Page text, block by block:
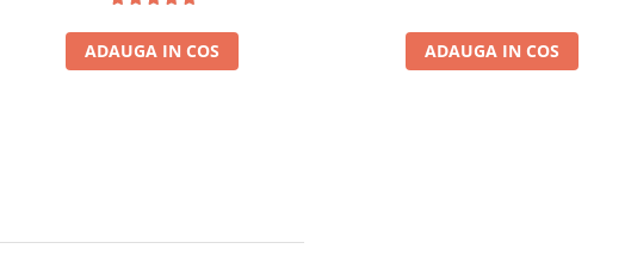
ADAUGA IN COS ADAUGA IN COS